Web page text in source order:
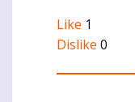
Like 1
Dislike 0